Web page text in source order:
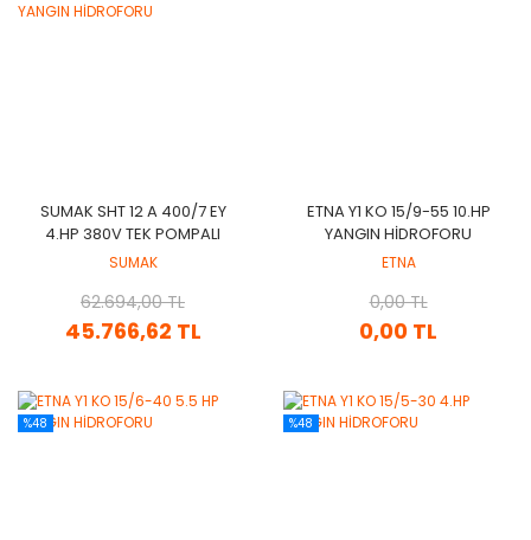
SUMAK SHT 12 A 400/7 EY
4.HP 380V TEK POMPALI
ELEKTRİKLİ YANGIN
SUMAK
45.766,62 TL
62.694,00 TL
ETNA Y1 KO 15/9-55 10.HP
YANGIN HİDROFORU
ETNA
0,00 TL
0,00 TL
%48 %48